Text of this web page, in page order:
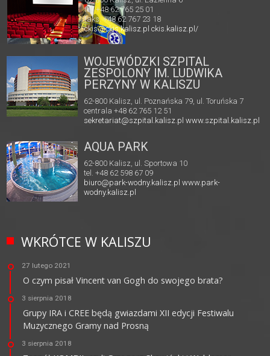
tel. +48 62 765 25 01
faks. +48 62 767 23 18
ckis@ckis.kalisz.pl ckis.kalisz.pl/
WOJEWÓDZKI SZPITAL
ZESPOLONY IM. LUDWIKA
PERZYNY W KALISZU
62-800 Kalisz, ul. Poznańska 79, ul. Toruńska 7
centrala +48 62 765 12 51
sekretariat@szpital.kalisz.pl www.szpital.kalisz.pl
AQUA PARK
62-800 Kalisz, ul. Sportowa 10
tel. +48 62 598 67 09
biuro@park-wodny.kalisz.pl www.park-
wodny.kalisz.pl
WKRÓTCE W KALISZU
27 lutego 2021
O czym pisał Vincent van Gogh do swojego brata?
3 sierpnia 2018
Grupy IRA i CREE będą gwiazdami XII edycji Festiwalu
Muzycznego Gramy nad Prosną
3 sierpnia 2018